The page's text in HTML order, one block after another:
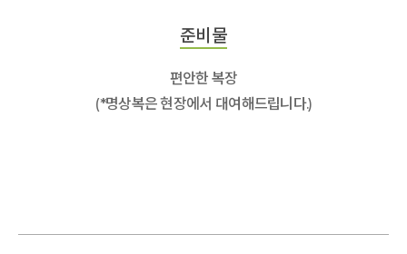
준비물
편안한 복장
(*명상복은 현장에서 대여해드립니다.)